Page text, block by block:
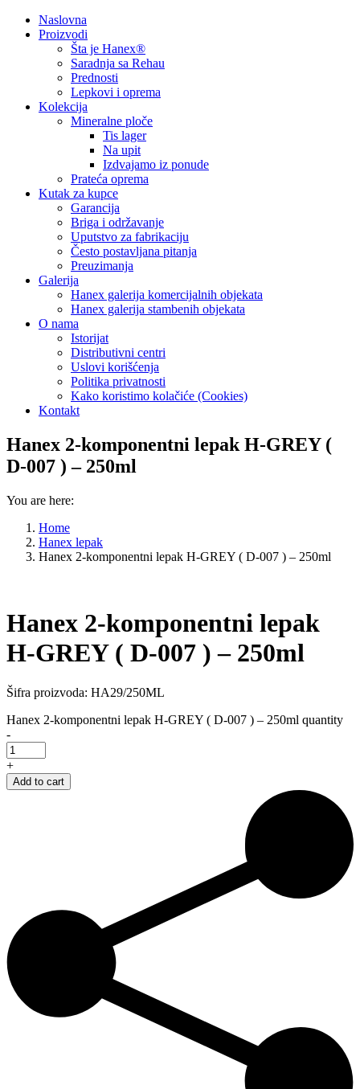
Naslovna
Proizvodi
Šta je Hanex®
Saradnja sa Rehau
Prednosti
Lepkovi i oprema
Kolekcija
Mineralne ploče
Tis lager
Na upit
Izdvajamo iz ponude
Prateća oprema
Kutak za kupce
Garancija
Briga i održavanje
Uputstvo za fabrikaciju
Često postavljana pitanja
Preuzimanja
Galerija
Hanex galerija komercijalnih objekata
Hanex galerija stambenih objekata
O nama
Istorijat
Distributivni centri
Uslovi korišćenja
Politika privatnosti
Kako koristimo kolačiće (Cookies)
Kontakt
Hanex 2-komponentni lepak H-GREY (
D-007 ) – 250ml
You are here:
Home
Hanex lepak
Hanex 2-komponentni lepak H-GREY ( D-007 ) – 250ml
Hanex 2-komponentni lepak
H-GREY ( D-007 ) – 250ml
Šifra proizvoda: HA29/250ML
Hanex 2-komponentni lepak H-GREY ( D-007 ) – 250ml quantity
-
+
Add to cart